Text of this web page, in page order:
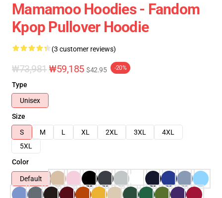
Mamamoo Hoodies - Fandom
Kpop Pullover Hoodie
(3 customer reviews)
₩73,981 ₩59,185 $42.95 -20%
Type
Unisex
Size
S
M L XL 2XL 3XL
4XL
5XL
Color
Default